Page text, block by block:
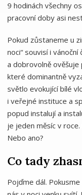
9 hodinách všechny
pracovní doby asi
Pokud zůstaneme u
noci“ souvisí i
a dobrovolně ověšuje
které dominantně
světlo evokující bílé
i veřejné instituce a
popud instalují a
je jeden měsíc v
Nebo ano?
Co tady
Pojďme dál.